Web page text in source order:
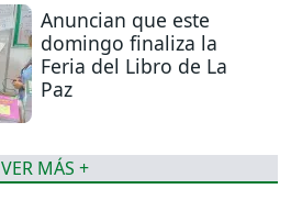
Anuncian que este
domingo finaliza la
Feria del Libro de La
Paz
VER MÁS +